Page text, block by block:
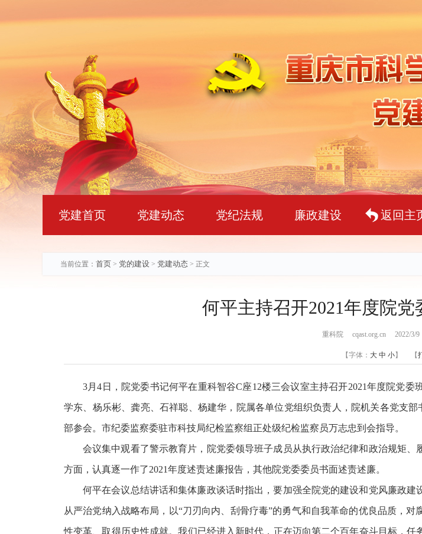
党建首页 党建动态 党纪法规 廉政建设 返回主
当前位置： 首页 > 党的建设 > 党建动态 > 正文
何平主持召开2021年度院
重科院 cqast.org.cn 2022/3/
【字体： 大 中 小】 【
3月4日，院党委书记何平在重科智谷C座12楼三会议室主持召开2021年度院党
学东、杨乐彬、龚亮、石祥聪、杨建华，院属各单位党组织负责人，院机关各党支
部参会。市纪委监察委驻市科技局纪检监察组正处级纪检监察员万志忠到会指导。
会议集中观看了警示教育片，院党委领导班子成员从执行政治纪律和政治规矩
方面，认真逐一作了2021年度述责述廉报告，其他院党委委员书面述责述廉。
何平在会议总结讲话和集体廉政谈话时指出，要加强全院党的建设和党风廉政
从严治党纳入战略布局，以“刀刃向内、刮骨疗毒”的勇气和自我革命的优良品质，
性变革、取得历史性成就。我们已经进入新时代，正在迈向第二个百年奋斗目标，